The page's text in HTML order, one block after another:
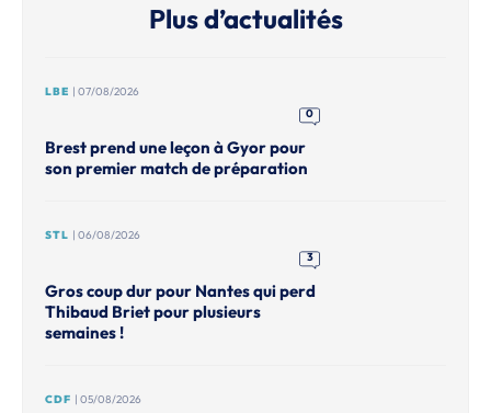
Plus d’actualités
LBE | 07/08/2026
0
Brest prend une leçon à Gyor pour
son premier match de préparation
STL | 06/08/2026
3
Gros coup dur pour Nantes qui perd
Thibaud Briet pour plusieurs
semaines !
CDF | 05/08/2026